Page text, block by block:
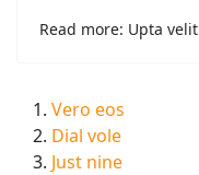
Read more: Upta velit
Vero eos
Dial vole
Just nine